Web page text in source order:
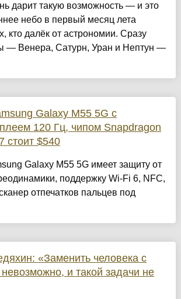
дарит такую возможность — и это
небо в первый месяц лета
кто далёк от астрономии. Сразу
— Венера, Сатурн, Уран и Нептун —
Galaxy M55 5G с
120 Гц, чипом Snapdragon
стоит $540
Galaxy M55 5G имеет защиту от
поддержку Wi-Fi 6, NFC,
отпечатков пальцев под
«Заменить человека с
и такой задачи не